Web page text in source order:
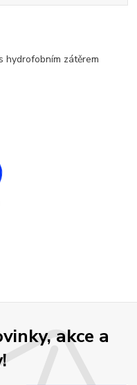
hydrofobním zátěrem
akce a